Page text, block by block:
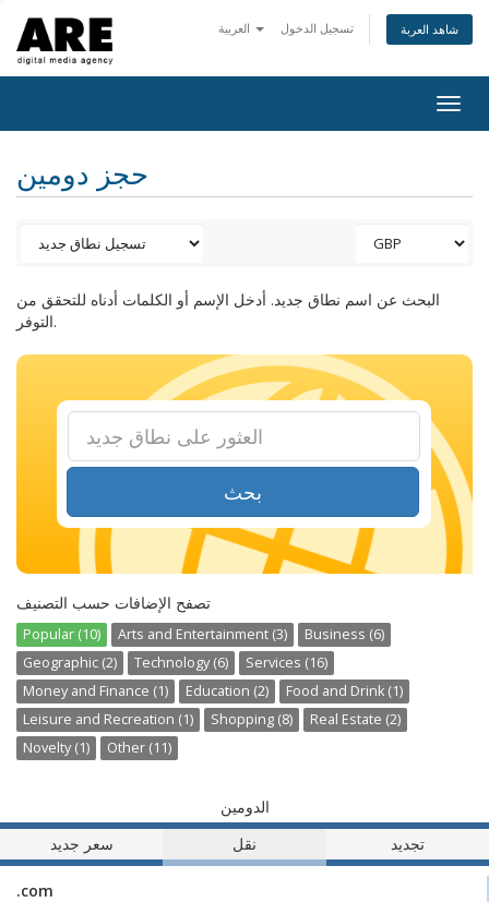
تسجيل الدخول شاهد العربة
حجز دومين
البحث عن اسم نطاق جديد. أدخل الإسم أو الكلمات أدناه للتحقق من
التوفر.
بحث
تصفح الإضافات حسب التصنيف
Popular (10) Arts and Entertainment (3)
Business (6)
Geographic (2)
Technology (6)
Services (16)
Money and Finance (1)
Education (2)
Food and Drink (1)
Leisure and Recreation (1)
Shopping (8)
Real Estate (2)
Novelty (1)
Other (11)
الدومين
سعر جديد
نقل تجديد
.com